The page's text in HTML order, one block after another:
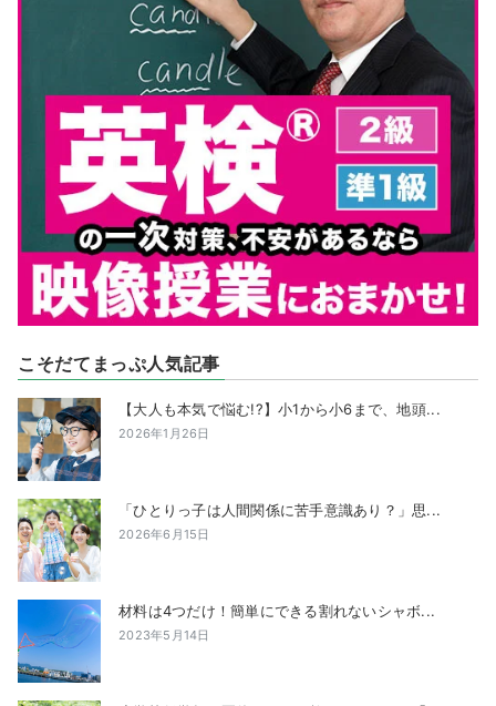
こそだてまっぷ人気記事
【大人も本気で悩む!?】小1から小6まで、地頭...
2026年1月26日
「ひとりっ子は人間関係に苦手意識あり？」思...
2026年6月15日
材料は4つだけ！簡単にできる割れないシャボ...
2023年5月14日